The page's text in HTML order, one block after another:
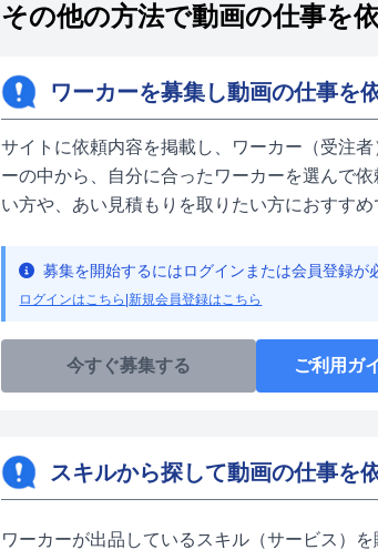
その他の方法で動画の仕事を
ワーカーを募集し動画の仕事を
サイトに依頼内容を掲載し、ワーカー（受注
ーの中から、自分に合ったワーカーを選んで
い方や、あい見積もりを取りたい方におすすめ
募集を開始するにはログインまたは会員登録が
ログインはこちら |新規会員登録はこちら
今すぐ募集する ご利用ガ
スキルから探して動画の仕事を
ワーカーが出品しているスキル（サービス）